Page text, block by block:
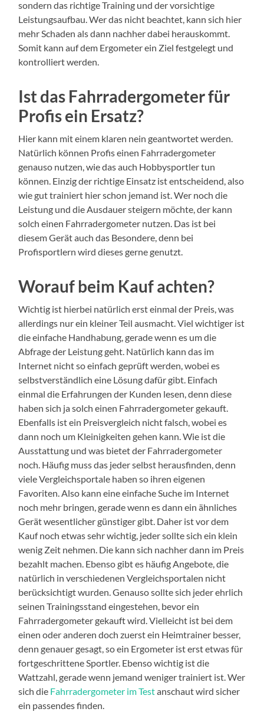
sondern das richtige Training und der vorsichtige
Leistungsaufbau. Wer das nicht beachtet, kann sich hier
mehr Schaden als dann nachher dabei herauskommt.
Somit kann auf dem Ergometer ein Ziel festgelegt und
kontrolliert werden.
Ist das Fahrradergometer für
Profis ein Ersatz?
Hier kann mit einem klaren nein geantwortet werden.
Natürlich können Profis einen Fahrradergometer
genauso nutzen, wie das auch Hobbysportler tun
können. Einzig der richtige Einsatz ist entscheidend, also
wie gut trainiert hier schon jemand ist. Wer noch die
Leistung und die Ausdauer steigern möchte, der kann
solch einen Fahrradergometer nutzen. Das ist bei
diesem Gerät auch das Besondere, denn bei
Profisportlern wird dieses gerne genutzt.
Worauf beim Kauf achten?
Wichtig ist hierbei natürlich erst einmal der Preis, was
allerdings nur ein kleiner Teil ausmacht. Viel wichtiger ist
die einfache Handhabung, gerade wenn es um die
Abfrage der Leistung geht. Natürlich kann das im
Internet nicht so einfach geprüft werden, wobei es
selbstverständlich eine Lösung dafür gibt. Einfach
einmal die Erfahrungen der Kunden lesen, denn diese
haben sich ja solch einen Fahrradergometer gekauft.
Ebenfalls ist ein Preisvergleich nicht falsch, wobei es
dann noch um Kleinigkeiten gehen kann. Wie ist die
Ausstattung und was bietet der Fahrradergometer
noch. Häufig muss das jeder selbst herausfinden, denn
viele Vergleichsportale haben so ihren eigenen
Favoriten. Also kann eine einfache Suche im Internet
noch mehr bringen, gerade wenn es dann ein ähnliches
Gerät wesentlicher günstiger gibt. Daher ist vor dem
Kauf noch etwas sehr wichtig, jeder sollte sich ein klein
wenig Zeit nehmen. Die kann sich nachher dann im Preis
bezahlt machen. Ebenso gibt es häufig Angebote, die
natürlich in verschiedenen Vergleichsportalen nicht
berücksichtigt wurden. Genauso sollte sich jeder ehrlich
seinen Trainingsstand eingestehen, bevor ein
Fahrradergometer gekauft wird. Vielleicht ist bei dem
einen oder anderen doch zuerst ein Heimtrainer besser,
denn genauer gesagt, so ein Ergometer ist erst etwas für
fortgeschrittene Sportler. Ebenso wichtig ist die
Wattzahl, gerade wenn jemand weniger trainiert ist. Wer
sich die Fahrradergometer im Testanschaut wird sicher
ein passendes finden.